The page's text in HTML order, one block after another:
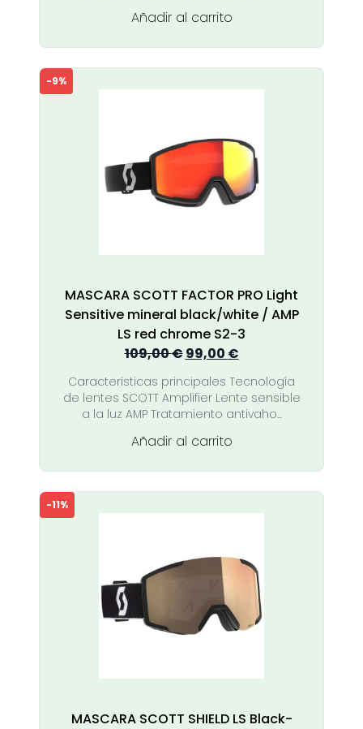
Añadir al carrito
-9%
MASCARA SCOTT FACTOR PRO Light
Sensitive mineral black/white / AMP
LS red chrome S2-3
109,00€El
precio
original
era:
99,00 €El
precio
actual
es:
Características principales Tecnología
de lentes SCOTT Amplifier Lente sensible
a la luz AMP Tratamiento antivaho...
Añadir al carrito
-11%
MASCARA SCOTT SHIELD LS Black-